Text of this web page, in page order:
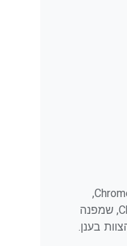
גישה ליכולות העסקיות של ChromeOS,
דפדפן Chrome ומכשירי Chrome, שמפנה